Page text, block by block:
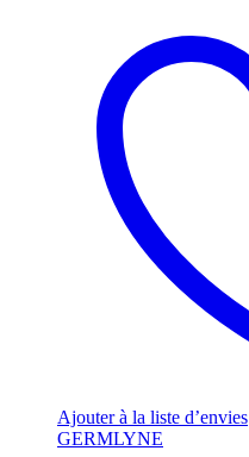
Ajouter à la liste d’envies
GERMLYNE